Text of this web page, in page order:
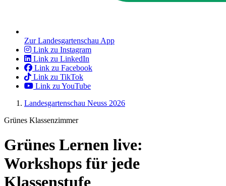
Zur Landesgartenschau App
Link zu Instagram
Link zu LinkedIn
Link zu Facebook
Link zu TikTok
Link zu YouTube
Landesgartenschau Neuss 2026
Grünes Klassenzimmer
Grünes Lernen live:
Workshops für jede
Klassenstufe